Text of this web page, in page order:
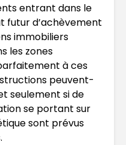
entrant dans le
futur d’achèvement
immobiliers
les zones
à ces
peuvent-
seulement si de
se portant sur
sont prévus